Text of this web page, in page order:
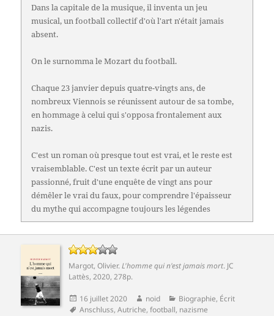
Dans la capitale de la musique, il inventa un jeu
musical, un football collectif d'où l'art n'était jamais
absent.
On le surnomma le Mozart du football.
Chaque 23 janvier depuis quatre-vingts ans, de
nombreux Viennois se réunissent autour de sa tombe,
en hommage à celui qui s'opposa frontalement aux
nazis.
C'est un roman où presque tout est vrai, et le reste est
vraisemblable. C'est un texte écrit par un auteur
passionné, fruit d'une enquête de vingt ans pour
démêler le vrai du faux, pour comprendre l'épaisseur
du mythe qui accompagne toujours les légendes
Margot, Olivier.L'homme qui n'est jamais mort. JC
Lattès, 2020, 278p.
Publié
le
16 juillet 2020 Auteur
noid Catégories
Biographie, Écrit
Mots-
Anschluss, Autriche, football, nazisme